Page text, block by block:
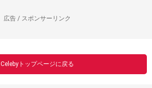
広告 / スポンサーリンク
Celebyトップページに戻る